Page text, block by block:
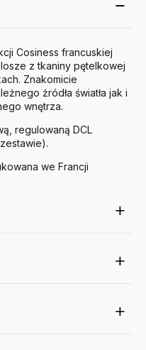
Cosiness francuskiej
z tkaniny pętelkowej
Znakomicie
źródła światła jak i
wnętrza.
regulowaną DCL
we Francji